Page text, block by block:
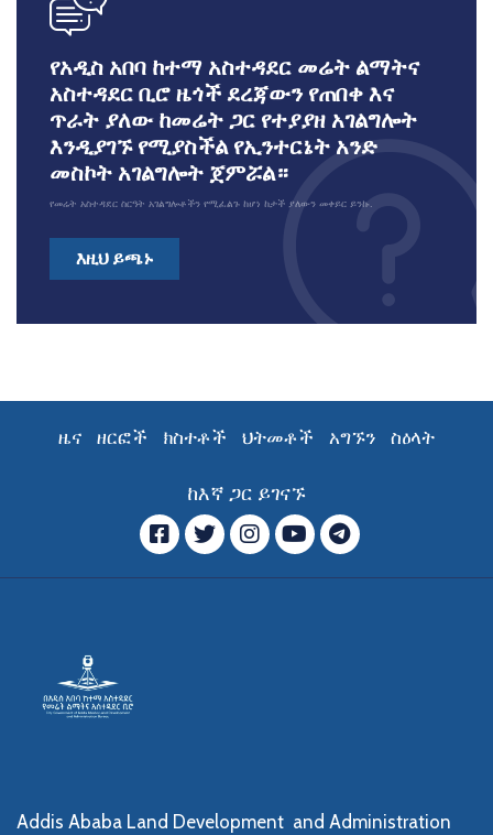
የአዲስ አበባ ከተማ አስተዳደር መሬት ልማትና
አስተዳደር ቢሮ ዜጎች ደረጃውን የጠበቀ እና
ጥራት ያለው ከመሬት ጋር የተያያዘ አገልግሎት
እንዲያገኙ የሚያስችል የኢንተርኔት አንድ
መስኮት አገልግሎት ጀምሯል።
የመሬት አስተዳደር ስርዓት አገልግሎቶችን የሚፈልጉ ከሆነ ከታች ያለውን መቀይር ይንኩ.
እዚህ ይጫኑ
ዜና ዘርፎች ክስተቶች ህትመቶች አግኙን ስዕላት
ከእኛ ጋር ይገናኙ
ፌስቡክትዊተርኢንስታግራም
ዩ ቲዩብቴሌግራም
Addis Ababa Land Development and Administration